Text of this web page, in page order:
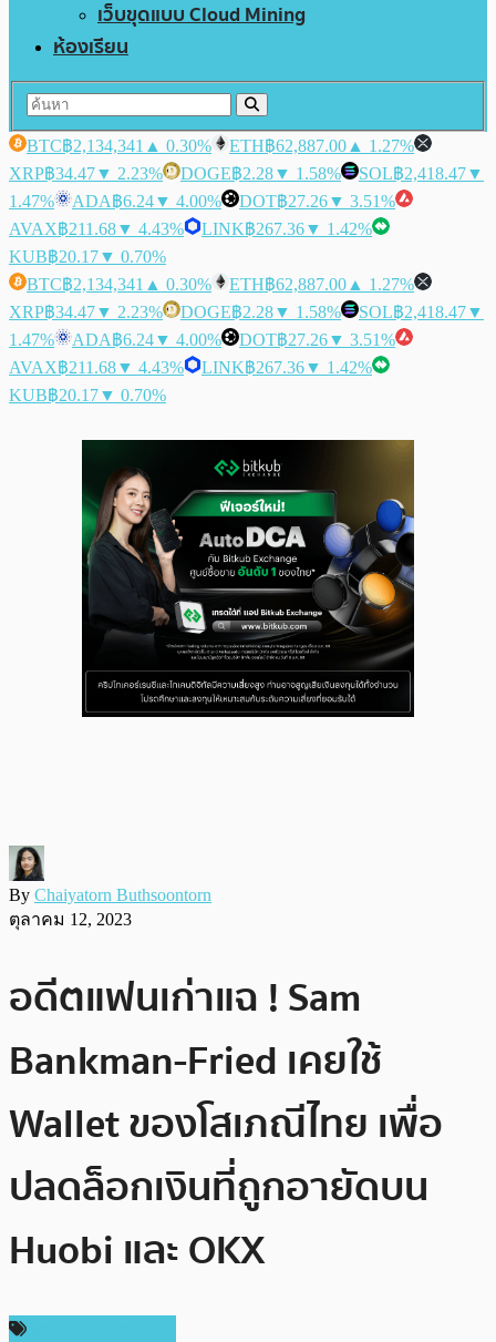
เว็บขุดแบบ Cloud Mining
ห้องเรียน
BTC฿2,134,341 ▲ 0.30% ETH฿62,887.00 ▲ 1.27%
XRP฿34.47▼ 2.23% DOGE฿2.28▼ 1.58% SOL฿2,418.47▼
1.47%
ADA฿6.24▼ 4.00% DOT฿27.26▼ 3.51%
AVAX฿211.68▼ 4.43% LINK฿267.36▼ 1.42%
KUB฿20.17▼ 0.70%
BTC฿2,134,341 ▲ 0.30% ETH฿62,887.00 ▲ 1.27%
XRP฿34.47▼ 2.23% DOGE฿2.28▼ 1.58% SOL฿2,418.47▼
1.47%
ADA฿6.24▼ 4.00% DOT฿27.26▼ 3.51%
AVAX฿211.68▼ 4.43% LINK฿267.36▼ 1.42%
KUB฿20.17▼ 0.70%
By Chaiyatorn Buthsoontorn
ตุลาคม 12, 2023
อดีตแฟนเก่าแฉ ! Sam
Bankman-Fried เคยใช้
Wallet ของโสเภณีไทย เพื่อ
ปลดล็อกเงินที่ถูกอายัดบน
Huobi และ OKX